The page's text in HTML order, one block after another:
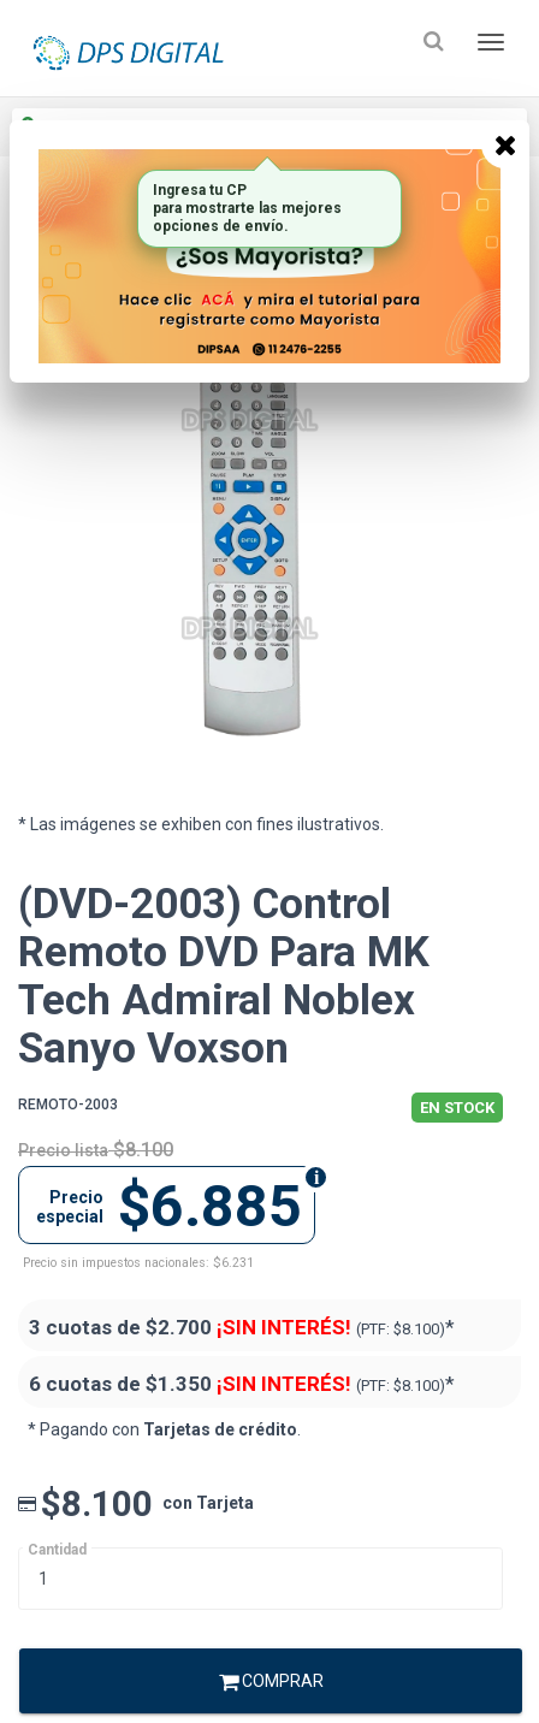
Inicio Controles Remotos Dvd
* Las imágenes se exhiben con fines ilustrativos.
(DVD-2003) Control
Remoto DVD Para MK
Tech Admiral Noblex
Sanyo Voxson
REMOTO-2003 EN STOCK
Precio lista $8.100
$6.885
Precio
especial
Precio sin impuestos nacionales: $6.231
3 cuotas de $2.700 ¡SIN INTERÉS! (PTF: $8.100)*
6 cuotas de $1.350 ¡SIN INTERÉS! (PTF: $8.100)*
* Pagando con Tarjetas de crédito.
$8.100 con Tarjeta
Cantidad
COMPRAR
Ingresa tu CP
para mostrarte las mejores
opciones de envío.